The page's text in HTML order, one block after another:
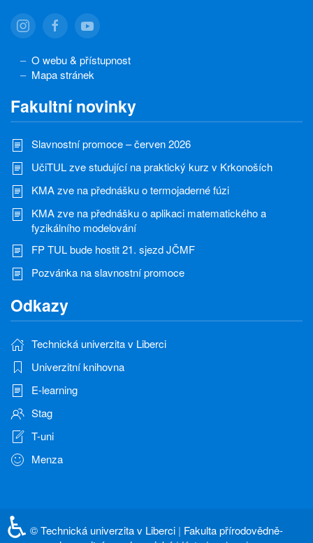
O webu & přístupnost
Mapa stránek
Fakultní novinky
Slavnostní promoce – červen 2026
UčiTUL zve studující na praktický kurz v Krkonoších
KMA zve na přednášku o termojaderné fúzi
KMA zve na přednášku o aplikaci matematického a
fyzikálního modelování
FP TUL bude hostit 21. sjezd JČMF
Pozvánka na slavnostní promoce
Odkazy
Technická univerzita v Liberci
Univerzitní knihovna
E-learning
Stag
T-uni
Menza
©Technická univerzita v Liberci | Fakulta přírodovědně-